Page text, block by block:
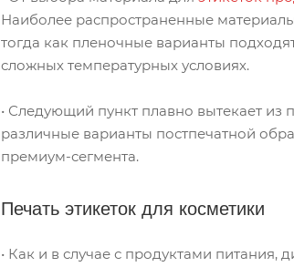
Наиболее распространенные
тогда как пленочные варианты
сложных температурных условиях.
• Следующий пункт плавно вытекает из
различные варианты постпечатной
премиум-сегмента.
Печать этикеток для косметики
• Как и в случае с продуктами питания,